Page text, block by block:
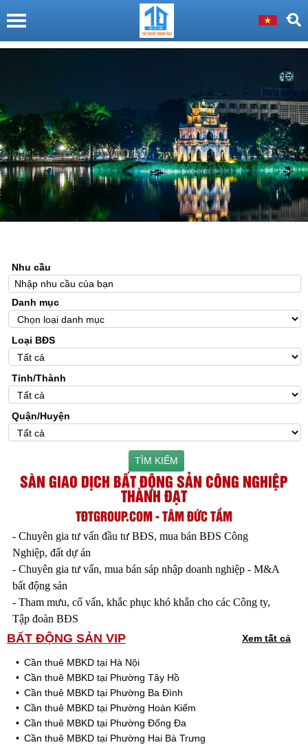
Nhu cầu
Danh mục
Loại BĐS
Tỉnh/Thành
Quận/Huyện
TÌM KIẾM
SÀN GIAO DỊCH BẤT ĐỘNG SẢN CÔNG NGHIỆP
THÀNH ĐẠT
TĐTGROUP.COM - TÂM ĐỨC TẦM
- Chuyên gia tư vấn đầu tư BĐS, mua bán BĐS Công
Nghiệp, đất dự án
- Chuyên gia tư vấn, mua bán sáp nhập doanh nghiệp - M&A
bất động sản
- Tham mưu, cố vấn, khắc phục khó khắn cho các Công ty,
Tập đoàn BĐS
BẤT ĐỘNG SẢN VIP Xem tất cả
Cần thuê MBKD tại Hà Nội
Cần thuê MBKD tại Phường Tây Hồ
Cần thuê MBKD tại Phường Ba Đình
Cần thuê MBKD tại Phường Hoàn Kiếm
Cần thuê MBKD tại Phường Đống Đa
Cần thuê MBKD tại Phường Hai Bà Trưng